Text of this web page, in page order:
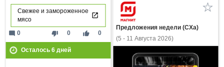
Свежее и замороженное
мясо
thumb_down 0 thumb_up 0
mode_comment 0
Осталось 6дней
Предложения недели (СХа)
(5 - 11 Августа 2026)